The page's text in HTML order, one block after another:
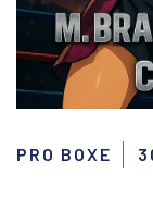
PRO BOXE